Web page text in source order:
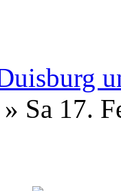
» Sa 17.